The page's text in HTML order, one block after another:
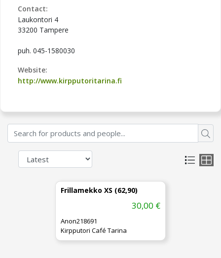
Contact:
Laukontori 4
33200 Tampere
puh. 045-1580030
Website:
http://www.kirpputoritarina.fi
Frillamekko XS (62,90)
30,00 €
Anon218691
Kirpputori Café Tarina